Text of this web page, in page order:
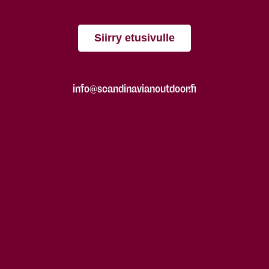
Siirry etusivulle
info@scandinavianoutdoor.fi